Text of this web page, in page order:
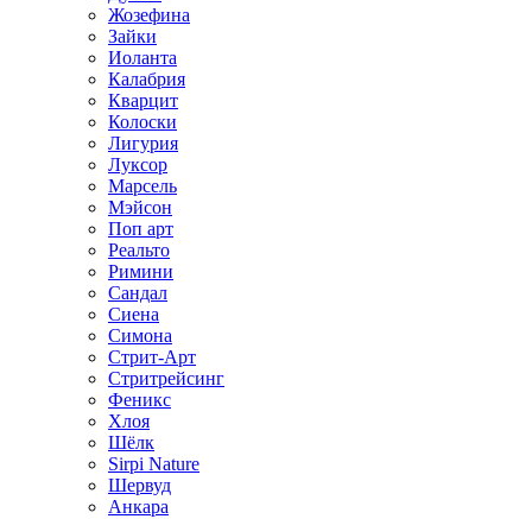
Жозефина
Зайки
Иоланта
Калабрия
Кварцит
Колоски
Лигурия
Луксор
Марсель
Мэйсон
Поп арт
Реальто
Римини
Сандал
Сиена
Симона
Стрит-Арт
Стритрейсинг
Феникс
Хлоя
Шёлк
Sirpi Nature
Шервуд
Анкара